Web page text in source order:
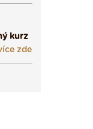
kurz
zde